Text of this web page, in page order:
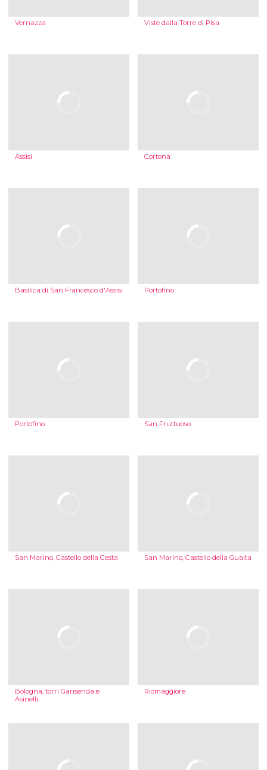
Vernazza Viste dalla Torre di Pisa
Assisi Cortona
Basilica di San Francesco d'Assisi Portofino
Portofino San Fruttuoso
San Marino, Castello della Cesta San Marino, Castello della Guaita
Bologna, torri Garisenda e
Asinelli
Riomaggiore